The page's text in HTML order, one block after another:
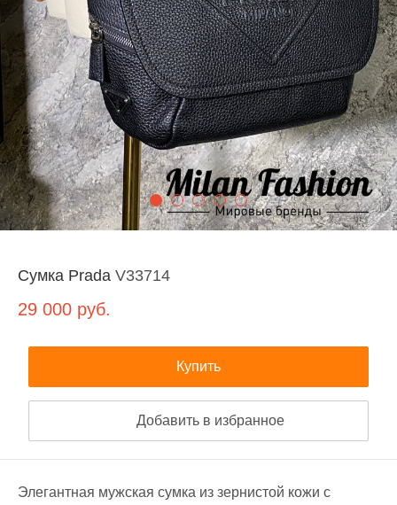
Сумка Prada V33714
29 000 руб.
Купить
Добавить в избранное
Элегантная мужская сумка из зернистой кожи с